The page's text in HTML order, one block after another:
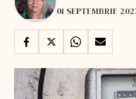
01 SEPTEMBRIE